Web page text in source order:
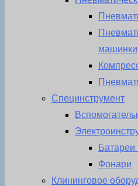
машинки
Специнструмент
Батареи
Фонари
Клининговое